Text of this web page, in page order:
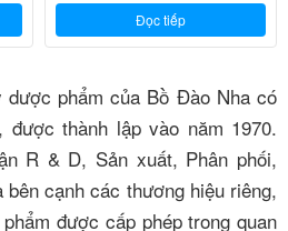
Đọc tiếp
dược phẩm của Bồ Đào Nha có
thành lập vào năm 1970.
R & D, Sản xuất, Phân phối,
cạnh các thương hiệu riêng,
được cấp phép trong quan